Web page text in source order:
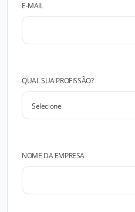
E-MAIL
QUAL SUA PROFISSÃO?
NOME DA EMPRESA